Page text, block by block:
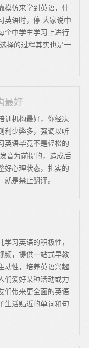
模仿来学到英语，什
英语时，停 大家说中
个中学生学习上进行
择的过程其实也是一
最好
训机构最好，你经决
利少弊多，强调以听
英语毕竟不是轻松的
音为前提的，造成后
好心理状态，扎实的
是禁止翻译。
习英语的积极性，
频，提供一站式早教
动性，培养英语兴趣
们爱好某种活动或力
们带来更全面的英语
生活贴近的单词和句